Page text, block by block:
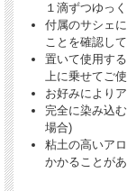
１滴ずつゆっ
付属のサシェ
ことを確認し
置いて使用す
上に乗せてご
お好みにより
完全に染み込
場合)
粘土の高いア
かかることがあ